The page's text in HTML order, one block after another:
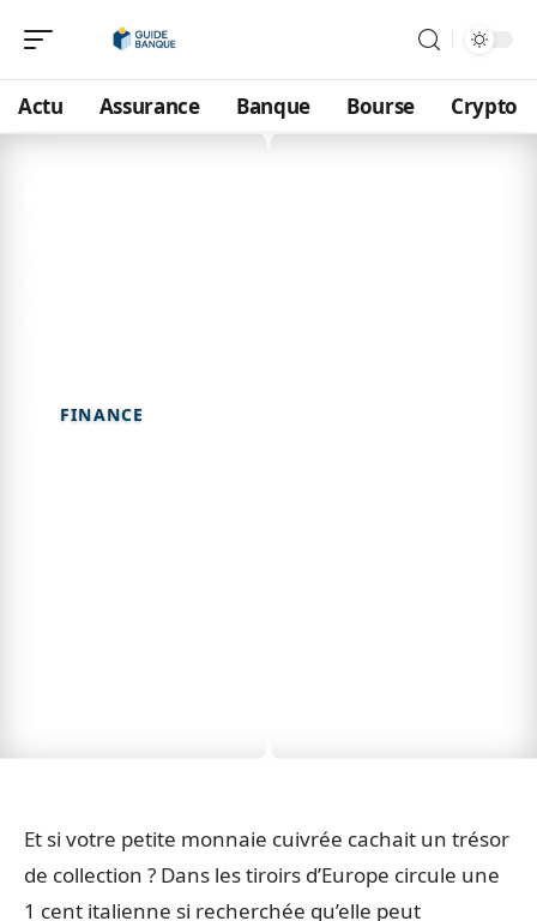
Actu Assurance Banque Bourse Crypto
FINANCE
Et si votre petite monnaie cuivrée cachait un trésor
de collection ? Dans les tiroirs d’Europe circule une
1 cent italienne si recherchée qu’elle peut